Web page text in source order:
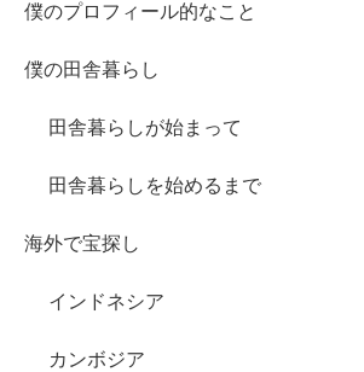
僕のプロフィール的なこと
僕の田舎暮らし
田舎暮らしが始まって
田舎暮らしを始めるまで
海外で宝探し
インドネシア
カンボジア